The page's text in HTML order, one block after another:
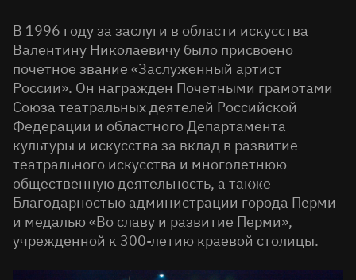
В 1996 году за заслуги в области искусства
Валентину Николаевичу было присвоено
почетное звание «Заслуженный артист
России». Он награжден Почетными грамотами
Союза театральных деятелей Российской
Федерации и областного Департамента
культуры и искусства за вклад в развитие
театрального искусства и многолетнюю
общественную деятельность, а также
Благодарностью администрации города Перми
и медалью «Во славу и развитие Перми»,
учрежденной к 300-летию краевой столицы.